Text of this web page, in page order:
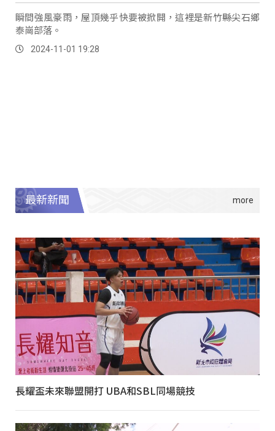
瞬間強風豪雨，屋頂幾乎快要被掀開，這裡是新竹縣尖石鄉
泰崗部落。
2024-11-01 19:28
最新新聞
長耀盃未來聯盟開打 UBA和SBL同場競技